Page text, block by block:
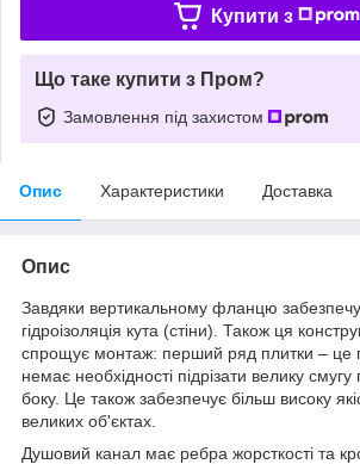
Купити з
Що таке купити з Пром?
Замовлення під захистом
Опис Характеристики Доставка
Опис
Завдяки вертикальному фланцю
гідроізоляція кута (стіни). Також ця
спрощує монтаж: перший ряд плитки – це
немає необхідності підрізати велику
боку. Це також забезпечує більш високу
великих об'єктах.
Душовий канал має ребра жорсткості та